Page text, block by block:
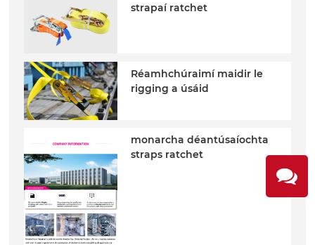
strapaí ratchet
Réamhchúraimí maidir le
rigging a úsáid
monarcha déantúsaíochta
straps ratchet